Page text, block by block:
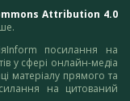
Attribution 4.0
посилання на
у сфері онлайн-медіа
матеріалу прямого та
на цитований